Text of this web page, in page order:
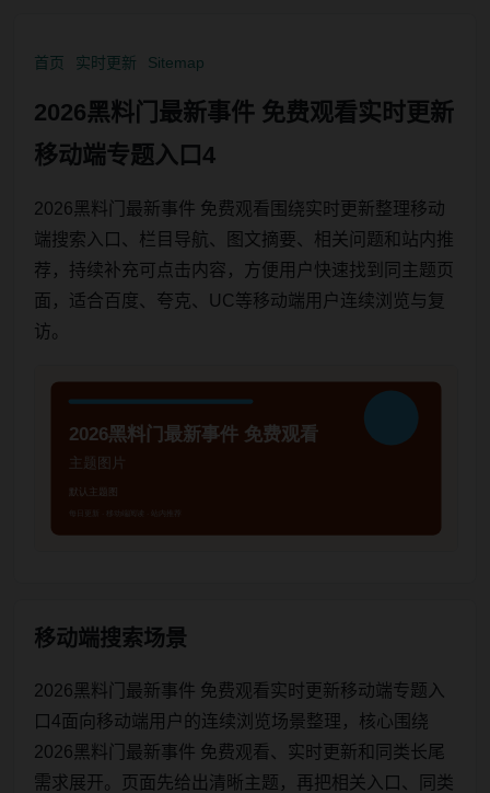
首页 实时更新 Sitemap
2026黑料门最新事件 免费观看实时更新
移动端专题入口4
2026黑料门最新事件 免费观看围绕实时更新整理移动
端搜索入口、栏目导航、图文摘要、相关问题和站内推
荐，持续补充可点击内容，方便用户快速找到同主题页
面，适合百度、夸克、UC等移动端用户连续浏览与复
访。
移动端搜索场景
2026黑料门最新事件 免费观看实时更新移动端专题入
口4面向移动端用户的连续浏览场景整理，核心围绕
2026黑料门最新事件 免费观看、实时更新和同类长尾
需求展开。页面先给出清晰主题，再把相关入口、同类